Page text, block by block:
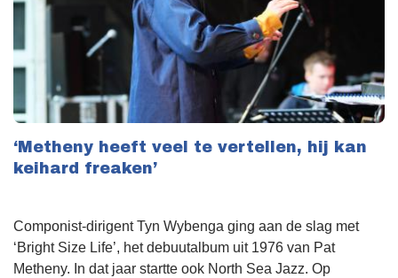
‘Metheny heeft veel te vertellen, hij kan
keihard freaken’
Componist-dirigent Tyn Wybenga ging aan de slag met
‘Bright Size Life’, het debuutalbum uit 1976 van Pat
Metheny. In dat jaar startte ook North Sea Jazz. Op